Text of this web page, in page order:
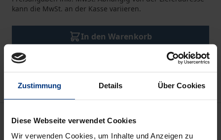
Zustimmung Details Über Cookies
Diese Webseite verwendet Cookies
Wir verwenden Cookies, um Inhalte und Anzeigen zu
kann die MwSt. an der Kasse variieren.
In den Warenkorb
Zur Wunschliste hinzufügen
Hinweise zu Versandkosten
Beschreibung